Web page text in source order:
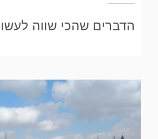
הדברים שהכי שווה